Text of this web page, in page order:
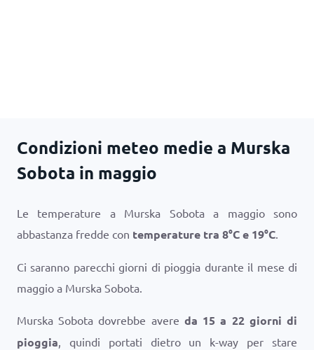
Condizioni meteo medie a Murska
Sobota in maggio
Le temperature a Murska Sobota a maggio sono
abbastanza fredde con temperature tra 8°Ce 19°C.
Ci saranno parecchi giorni di pioggia durante il mese di
maggio a Murska Sobota.
Murska Sobota dovrebbe avere da 15 a 22 giorni di
pioggia, quindi portati dietro un k-way per stare